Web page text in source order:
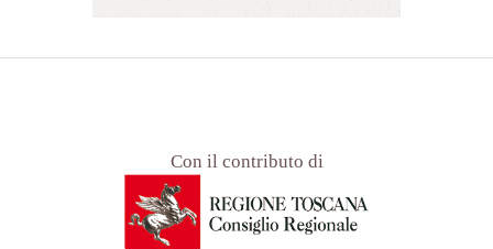
Con il contributo di